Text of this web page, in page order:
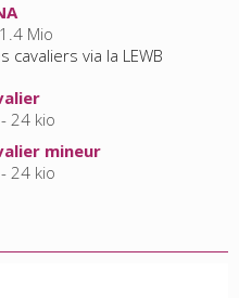
1.4 Mio
cavaliers via la LEWB
- 24 kio
mineur
- 24 kio